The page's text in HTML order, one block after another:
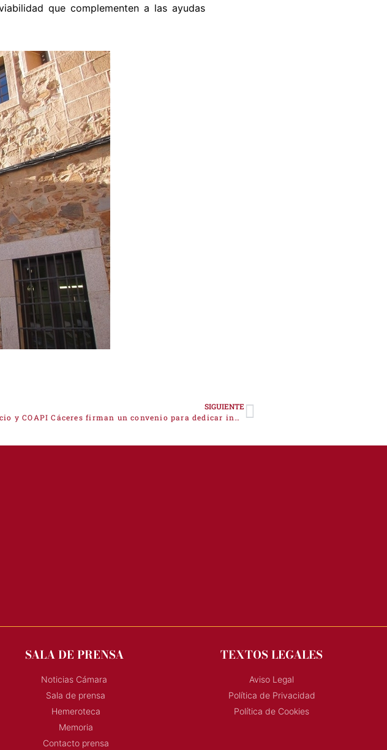
que complementen a las ayudas
SIGUIENTE
La Cámara de Comercio y COAPI Cáceres firman un convenio para dedicar inmuebles y espacios de la provincia a proyectos de vida, emprendimiento e inversión
SALA DE PRENSA
Noticias Cámara
Sala de prensa
Hemeroteca
Memoria
Contacto prensa
TEXTOS LEGALES
Aviso Legal
Política de Privacidad
Política de Cookies